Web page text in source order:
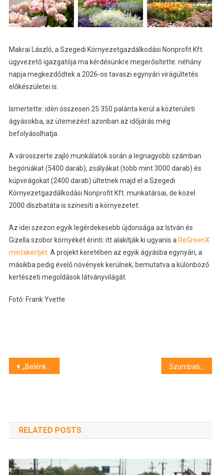
Makrai László, a Szegedi Környezetgazdálkodási Nonprofit Kft.
ügyvezető igazgatója ma kérdésünkre megerősítette: néhány
napja megkezdődtek a 2026-os tavaszi egynyári virágültetés
előkészületei is.
Ismertette: idén összesen 25 350 palánta kerül a közterületi
ágyásokba, az ütemezést azonban az időjárás még
befolyásolhatja.
A városszerte zajló munkálatok során a legnagyobb számban
begóniákat (5400 darab), zsályákat (több mint 3000 darab) és
kúpvirágokat (2400 darab) ültetnek majd el a Szegedi
Környezetgazdálkodási Nonprofit Kft. munkatársai, de közel
2000 díszbatáta is színesíti a környezetet.
Az idei szezon egyik legérdekesebb újdonsága az István és
Gizella szobor környékét érinti: itt alakítják ki ugyanis aReGreenX
mintakertjét. A projekt keretében az egyik ágyásba egynyári, a
másikba pedig évelő növények kerülnek, bemutatva a különböző
kertészeti megoldások látványvilágát.
Fotó: Frank Yvette
Bejegyzés
„Belénk bújik és velünk marad” – Megkoszorúzták Janikovszky Éva szegedi szülőházát Szombatig tavaszias idő várható, a vasárnap azonban hidegfrontot és lehűlést hoz
RELATED POSTS